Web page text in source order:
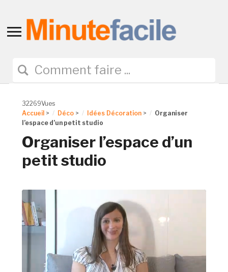
Toggle
navigation
32269Vues
Accueil > Déco > Idées Décoration >
Organiser
l’espace d’un petit studio
Organiser l’espace d’un
petit studio